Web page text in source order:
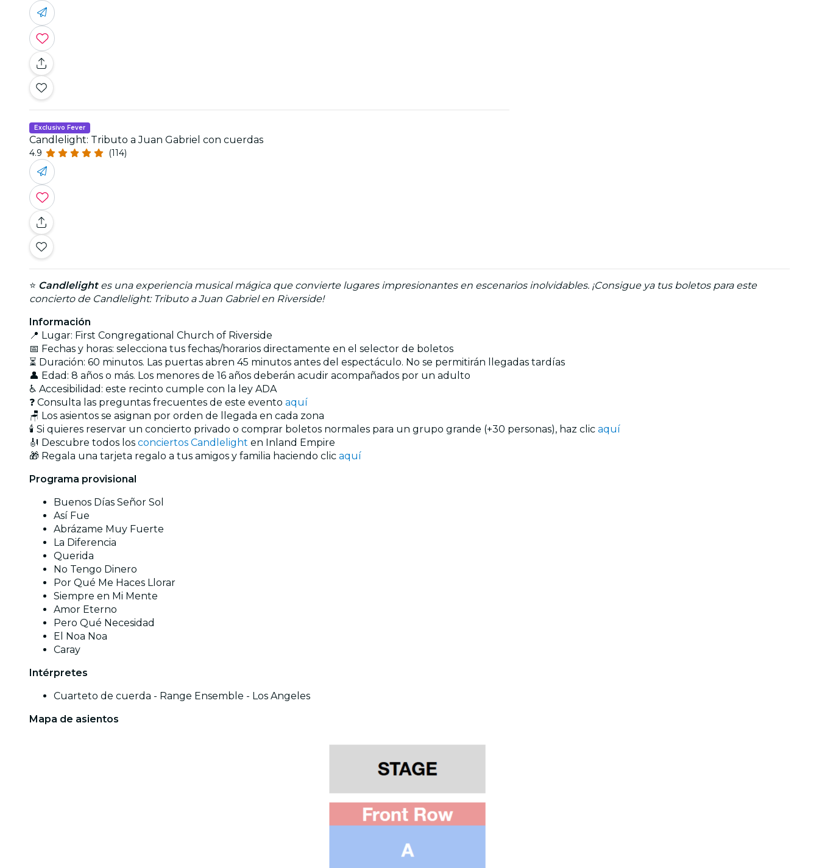
Exclusivo Fever
Candlelight: Tributo a Juan Gabriel con cuerdas
4.9 (114)
⭐ Candlelightes una experiencia musical mágica que convierte lugares impresionantes en escenarios inolvidables. ¡Consigue ya tus boletos para este
concierto de Candlelight: Tributo a Juan Gabriel en Riverside!
Información
📍 Lugar: First Congregational Church of Riverside
📅 Fechas y horas: selecciona tus fechas/horarios directamente en el selector de boletos
⏳ Duración: 60 minutos. Las puertas abren 45 minutos antes del espectáculo. No se permitirán llegadas tardías
👤 Edad: 8 años o más. Los menores de 16 años deberán acudir acompañados por un adulto
♿ Accesibilidad: este recinto cumple con la ley ADA
❓ Consulta las preguntas frecuentes de este evento aquí
🪑 Los asientos se asignan por orden de llegada en cada zona
🕯️ Si quieres reservar un concierto privado o comprar boletos normales para un grupo grande (+30 personas), haz clic aquí
🎻 Descubre todos los conciertos Candlelight en Inland Empire
🎁 Regala una tarjeta regalo a tus amigos y familia haciendo clic aquí
Programa provisional
Buenos Días Señor Sol
Así Fue
Abrázame Muy Fuerte
La Diferencia
Querida
No Tengo Dinero
Por Qué Me Haces Llorar
Siempre en Mi Mente
Amor Eterno
Pero Qué Necesidad
El Noa Noa
Caray
Intérpretes
Cuarteto de cuerda - Range Ensemble - Los Angeles
Mapa de asientos